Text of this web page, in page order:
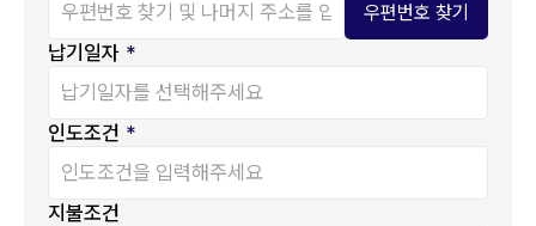
우편번호 찾기
납기일자 *
인도조건 *
지불조건